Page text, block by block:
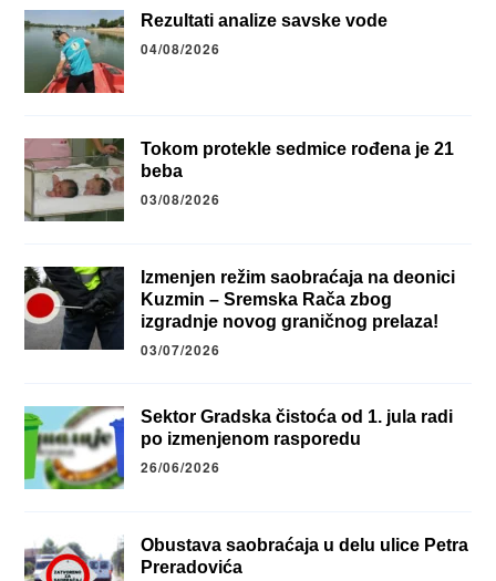
Rezultati analize savske vode
04/08/2026
Tokom protekle sedmice rođena je 21
beba
03/08/2026
Izmenjen režim saobraćaja na deonici
Kuzmin – Sremska Rača zbog
izgradnje novog graničnog prelaza!
03/07/2026
Sektor Gradska čistoća od 1. jula radi
po izmenjenom rasporedu
26/06/2026
Obustava saobraćaja u delu ulice Petra
Preradovića